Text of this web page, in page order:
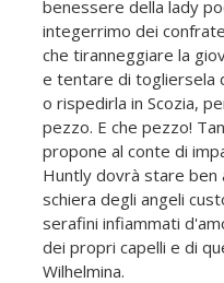
benessere della lady
integerrimo dei
che tiranneggiare la
e tentare di togliersela
o rispedirla in Scozia,
pezzo. E che pezzo!
propone al conte di
Huntly dovrà stare ben
schiera degli angeli
serafini infiammati
dei propri capelli e di
Wilhelmina.